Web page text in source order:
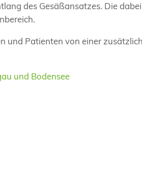
des Gesäßansatzes. Die
und Patienten von einer
und Bodensee